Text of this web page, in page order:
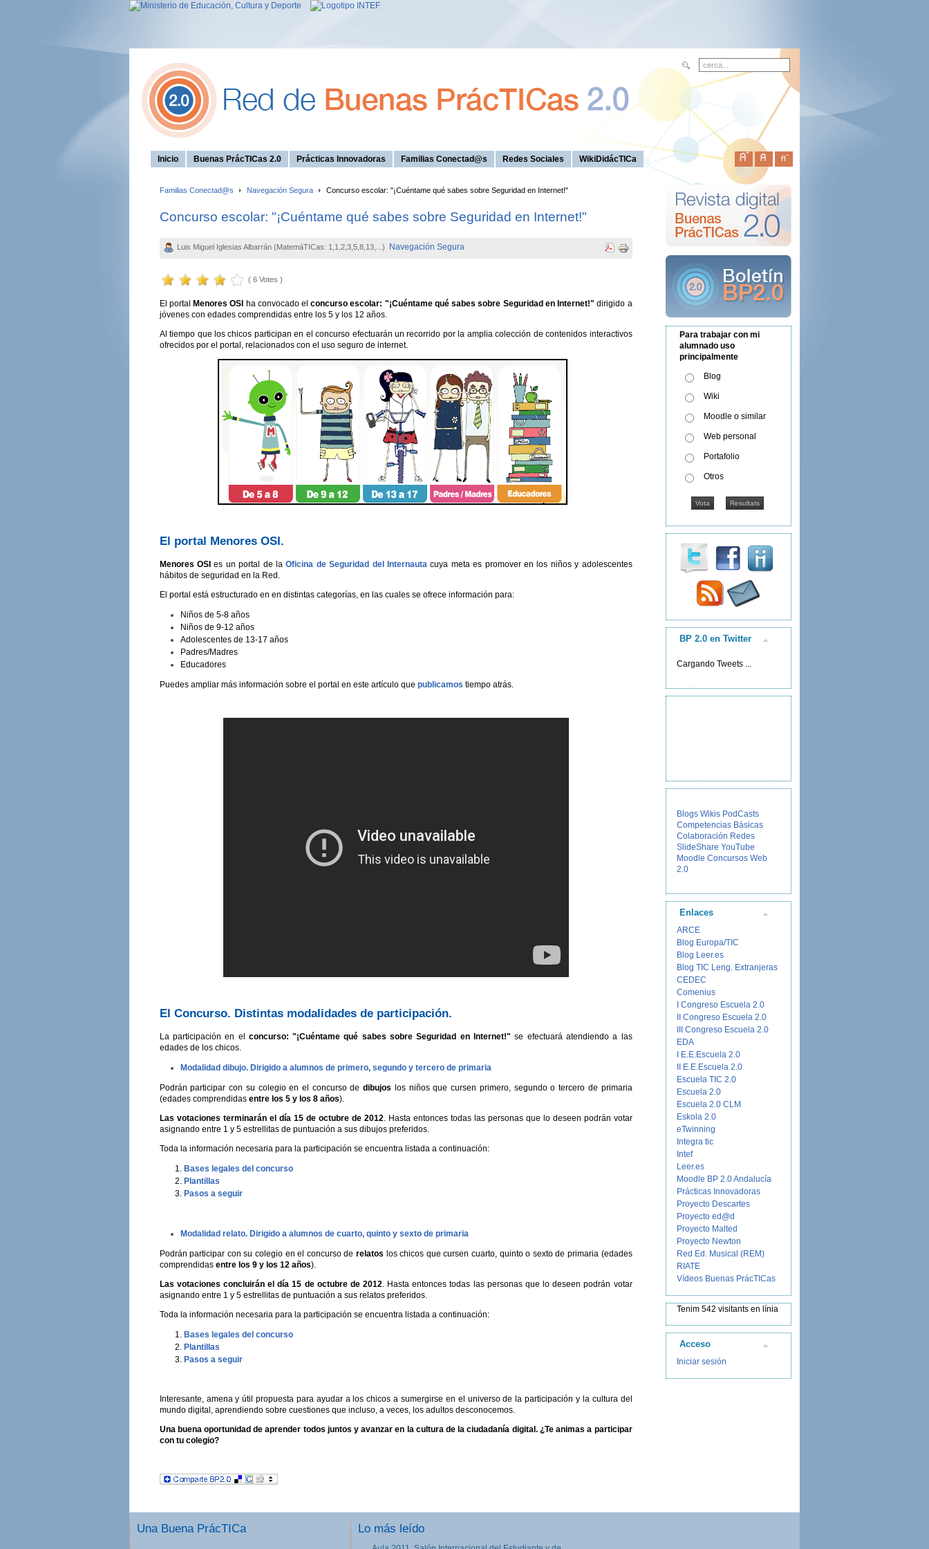
Inicio Buenas PrácTICas 2.0 Prácticas Innovadoras Familias Conectad@s Redes Sociales WikiDidácTICa
Familias Conectad@s Navegación Segura Concurso escolar: "¡Cuéntame qué sabes sobre Seguridad en Internet!"
Concurso escolar: "¡Cuéntame qué sabes sobre Seguridad en Internet!"
Luis Miguel Iglesias Albarrán (MatemáTICas: 1,1,2,3,5,8,13,...) Navegación Segura
( 6 Votes )
El portal Menores OSI ha convocado elconcurso escolar: "¡Cuéntame qué sabes sobre Seguridad en Internet!"dirigido a
jóvenes con edades comprendidas entre los 5 y los 12 años.
Al tiempo que los chicos participan en el concurso efectuarán un recorrido por la amplia colección de contenidos interactivos
ofrecidos por el portal, relacionados con el uso seguro de internet.
El portal Menores OSI.
Menores OSI es un portal de laOficina de Seguridad del Internauta cuya meta es promover en los niños y adolescentes
hábitos de seguridad en la Red.
El portal está estructurado en en distintas categorías, en las cuales se ofrece información para:
Niños de 5-8 años
Niños de 9-12 años
Adolescentes de 13-17 años
Padres/Madres
Educadores
Puedes ampliar más información sobre el portal en este artículo que publicamos tiempo atrás.
El Concurso. Distintas modalidades de participación.
La participación en el concurso: "¡Cuéntame qué sabes sobre Seguridad en Internet!" se efectuará atendiendo a las
edades de los chicos.
Modalidad dibujo. Dirigido a alumnos de primero, segundo y tercero de primaria
Podrán participar con su colegio en el concurso dedibujos los niños que cursen primero, segundo o tercero de primaria
(edades comprendidasentre los 5 y los 8 años).
Las votaciones terminarán el día 15 de octubre de 2012 . Hasta entonces todas las personas que lo deseen podrán votar
asignando entre 1 y 5 estrellitas de puntuación a sus dibujos preferidos.
Toda la información necesaria para la participación se encuentra listada a continuación:
Bases legales del concurso
Plantillas
Pasos a seguir
Modalidad relato. Dirigido a alumnos de cuarto, quinto y sexto de primaria
Podrán participar con su colegio en el concurso de relatos los chicos que cursen cuarto, quinto o sexto de primaria (edades
comprendidas entre los 9 y los 12 años).
Las votaciones concluirán el día 15 de octubre de 2012 . Hasta entonces todas las personas que lo deseen podrán votar
asignando entre 1 y 5 estrellitas de puntuación a sus relatos preferidos.
Toda la información necesaria para la participación se encuentra listada a continuación:
Bases legales del concurso
Plantillas
Pasos a seguir
Interesante, amena y útil propuesta para ayudar a los chicos a sumergirse en el universo de la participación y la cultura del
mundo digital, aprendiendo sobre cuestiones que incluso, a veces, los adultos desconocemos.
Una buena oportunidad de aprender todos juntos y avanzar en la cultura de la ciudadanía digital. ¿Te animas a participar
con tu colegio?
Para trabajar con mi
alumnado uso
principalmente
Blog
Wiki
Moodle o similar
Web personal
Portafolio
Otros
BP 2.0 en Twitter
Cargando Tweets ...
Blogs Wikis PodCasts
Competencias Básicas
Colaboración Redes
SlideShare YouTube
Moodle Concursos Web
2.0
Enlaces
ARCE
Blog Europa/TIC
Blog Leer.es
Blog TIC Leng. Extranjeras
CEDEC
Comenius
I Congreso Escuela 2.0
II Congreso Escuela 2.0
III Congreso Escuela 2.0
EDA
I E.E.Escuela 2.0
II E.E.Escuela 2.0
Escuela TIC 2.0
Escuela 2.0
Escuela 2.0 CLM
Eskola 2.0
eTwinning
Integra tic
Intef
Leer.es
Moodle BP 2.0 Andalucía
Prácticas Innovadoras
Proyecto Descartes
Proyecto ed@d
Proyecto Malted
Proyecto Newton
Red Ed. Musical (REM)
RIATE
Vídeos Buenas PrácTICas
Tenim 542 visitants en línia
Acceso
Iniciar sesión
Una Buena PrácTICa Lo más leído